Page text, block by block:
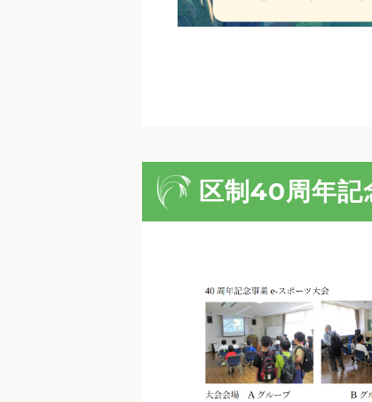
区制40周年記